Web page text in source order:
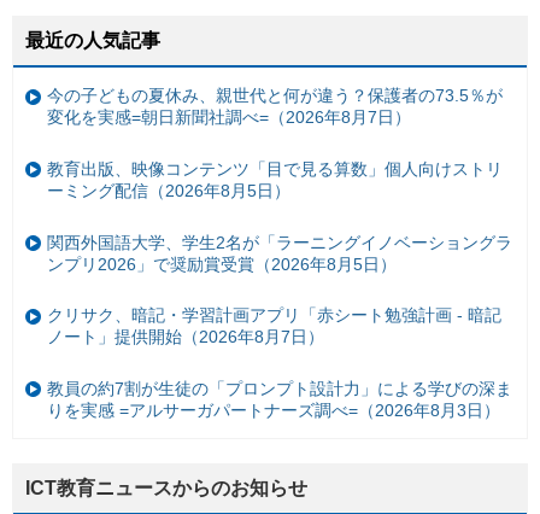
最近の人気記事
今の子どもの夏休み、親世代と何が違う？保護者の73.5％が
変化を実感=朝日新聞社調べ=（2026年8月7日）
教育出版、映像コンテンツ「目で見る算数」個人向けストリ
ーミング配信（2026年8月5日）
関西外国語大学、学生2名が「ラーニングイノベーショングラ
ンプリ2026」で奨励賞受賞（2026年8月5日）
クリサク、暗記・学習計画アプリ「赤シート勉強計画 - 暗記
ノート」提供開始（2026年8月7日）
教員の約7割が生徒の「プロンプト設計力」による学びの深ま
りを実感 =アルサーガパートナーズ調べ=（2026年8月3日）
ICT教育ニュースからのお知らせ